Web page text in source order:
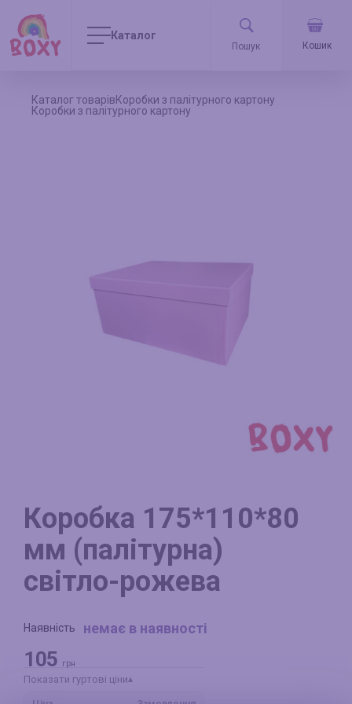
Каталог
Кошик
Каталог товарівКоробки з палітурного картону
Коробки з палітурного картону
Коробка 175*110*80
мм (палітурна)
світло-рожева
Наявність немає в наявності
105 грн
Показати гуртові ціни